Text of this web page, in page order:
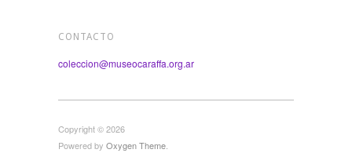
CONTACTO
coleccion@museocaraffa.org.ar
Copyright © 2026
Powered by Oxygen Theme